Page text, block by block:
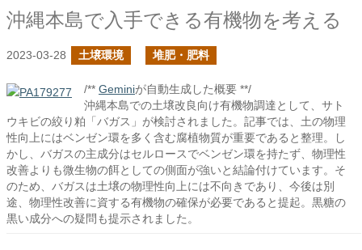
沖縄本島で入手できる有機物を考える
2023-03-28 土壌環境 堆肥・肥料
/** Geminiが自動生成した概要 **/
沖縄本島での土壌改良向け有機物調達として、サト
ウキビの絞り粕「バガス」が検討されました。記事では、土の物理
性向上にはベンゼン環を多く含む腐植物質が重要であると整理。し
かし、バガスの主成分はセルロースでベンゼン環を持たず、物理性
改善よりも微生物の餌としての側面が強いと結論付けています。そ
のため、バガスは土壌の物理性向上には不向きであり、今後は別
途、物理性改善に資する有機物の確保が必要であると提起。黒糖の
黒い成分への疑問も提示されました。